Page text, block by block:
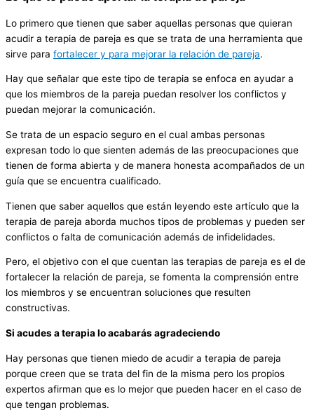
Lo primero que tienen que saber aquellas personas que quieran
acudir a terapia de pareja es que se trata de una herramienta que
sirve para fortalecer y para mejorar la relación de pareja.
Hay que señalar que este tipo de terapia se enfoca en ayudar a
que los miembros de la pareja puedan resolver los conflictos y
puedan mejorar la comunicación.
Se trata de un espacio seguro en el cual ambas personas
expresan todo lo que sienten además de las preocupaciones que
tienen de forma abierta y de manera honesta acompañados de un
guía que se encuentra cualificado.
Tienen que saber aquellos que están leyendo este artículo que la
terapia de pareja aborda muchos tipos de problemas y pueden ser
conflictos o falta de comunicación además de infidelidades.
Pero, el objetivo con el que cuentan las terapias de pareja es el de
fortalecer la relación de pareja, se fomenta la comprensión entre
los miembros y se encuentran soluciones que resulten
constructivas.
Si acudes a terapia lo acabarás agradeciendo
Hay personas que tienen miedo de acudir a terapia de pareja
porque creen que se trata del fin de la misma pero los propios
expertos afirman que es lo mejor que pueden hacer en el caso de
que tengan problemas.